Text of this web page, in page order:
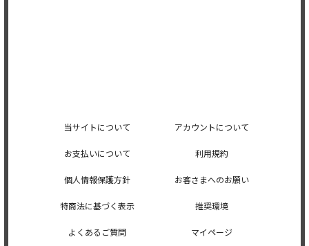
当サイトについて アカウントについて
お支払いについて 利用規約
個人情報保護方針 お客さまへのお願い
特商法に基づく表示 推奨環境
よくあるご質問 マイページ